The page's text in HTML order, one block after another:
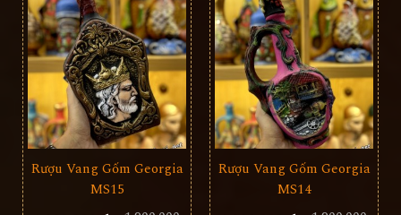
Rượu Vang Gốm Georgia
MS15
Rượu Vang Gốm Georgia
MS14